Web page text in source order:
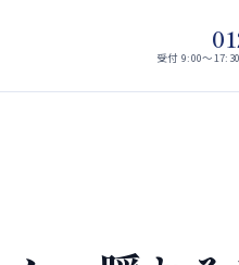
受付 9:00〜